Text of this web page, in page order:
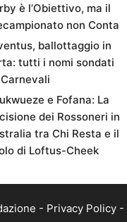
è l’Obiettivo, ma il
non Conta
ballottaggio in
tutti i nomi sondati
e Fofana: La
dei Rossoneri in
tra Chi Resta e il
di Loftus-Cheek
- Privacy Policy -